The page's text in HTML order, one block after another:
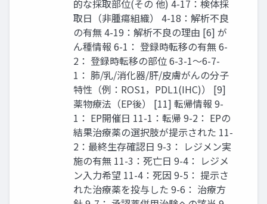
的な採取部位(その 他) 4-17：検体採
取日（非腫瘍組織） 4-18：解析不良
の有無 4-19：解析不良の理由 [6] が
ん種情報 6-1： 登録時転移の有無 6-
2： 登録時転移の部位 6-3-1～6-7-
1： 肺/乳/消化器/肝/皮膚がんの分子
特性（例：ROS1，PDL1(IHC)） [9]
薬物療法（EP後） [11] 転帰情報 9-
1： EP開催日 11-1：転帰 9-2： EPの
結果治療薬の選択肢が提示された 11-
2：最終生存確認日 9-3： レジメン実
施の有無 11-3：死亡日 9-4： レジメ
ン入力希望 11-4：死因 9-5： 提示さ
れた治療薬を投与した 9-6： 治療方